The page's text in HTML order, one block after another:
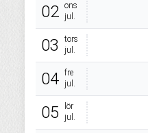
02 ons
jul.
03
tors
jul.
04 fre
jul.
05
lör
jul.